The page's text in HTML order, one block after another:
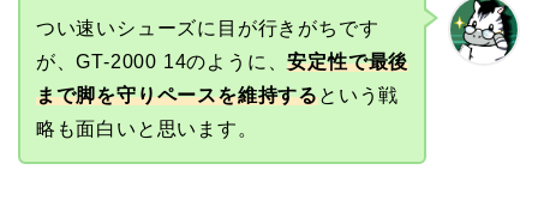
つい速いシューズに目が行きがちです
が、GT-2000 14のように、安定性で最後
まで脚を守りペースを維持するという戦
略も面白いと思います。